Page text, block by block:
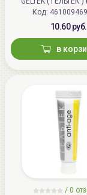
Код:
10.60 руб.
в
/ 0